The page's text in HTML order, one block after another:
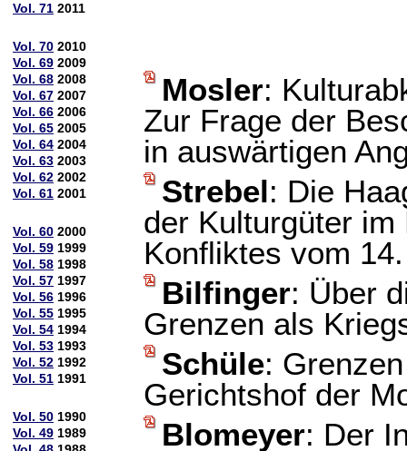
Vol. 71 2011
Vol. 70 2010
Vol. 69 2009
Vol. 68 2008
Vol. 67 2007
Vol. 66 2006
Vol. 65 2005
Vol. 64 2004
Vol. 63 2003
Vol. 62 2002
Vol. 61 2001
Vol. 60 2000
Vol. 59 1999
Vol. 58 1998
Vol. 57 1997
Vol. 56 1996
Vol. 55 1995
Vol. 54 1994
Vol. 53 1993
Vol. 52 1992
Vol. 51 1991
Vol. 50 1990
Vol. 49 1989
Mosler:
Zur Frage der
in auswärtigen
Strebel: Die
der Kulturgüter im
Konfliktes vom
Bilfinger: Über
Grenzen als
Schüle:
Gerichtshof der
Blomeyer: Der